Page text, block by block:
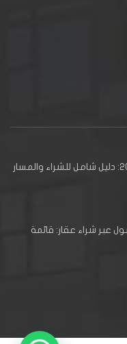
شقق الجنسية التركية 2026: دليل شامل للشراء والمسار
عبر شراء عقار: قائمة